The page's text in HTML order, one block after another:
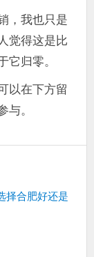
，我也只是
觉得这是比
归零。
以在下方留
。
择合肥好还是